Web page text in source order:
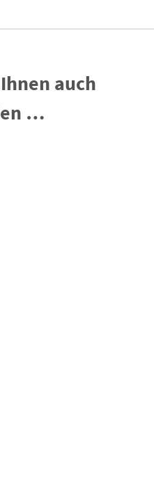
auch
…